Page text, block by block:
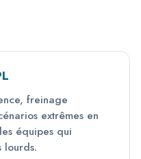
freinage
extrêmes en
équipes qui
lourds.